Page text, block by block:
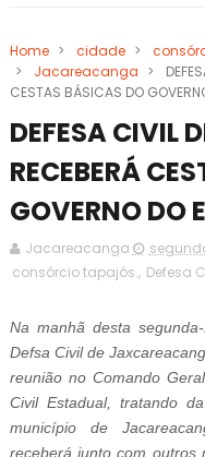
Home > cidade >
>
Jacareacanga >
CESTAS BÁSICAS DO
DEFESA CIVIL
RECEBERÁ
GOVERNO DO
Jacareacanga
consórcio tapajós., Defesa
Na manhã desta
Defsa Civil de
reunião no Comando
Civil Estadual, tratando
município de
receberá junto com outros